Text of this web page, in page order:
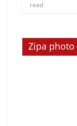
read
Zipa photo